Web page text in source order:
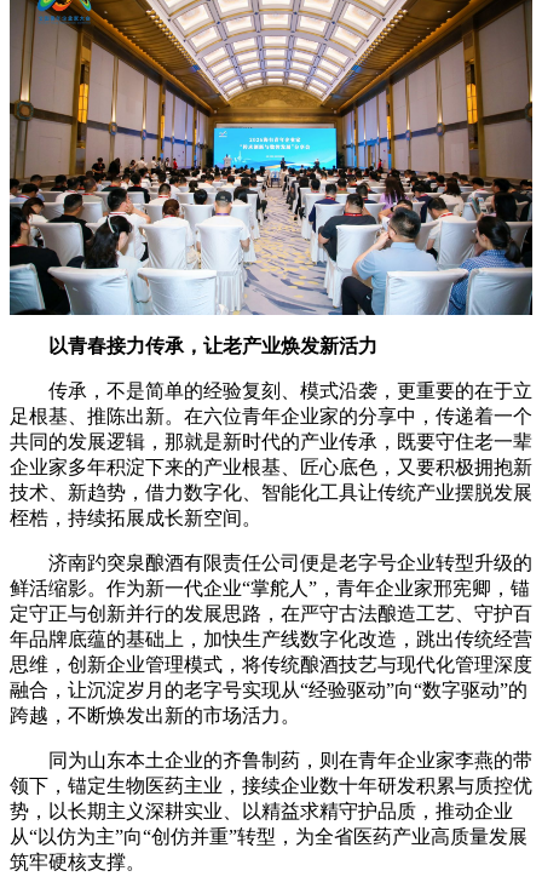
以青春接力传承，让老产业焕发新活力
传承，不是简单的经验复刻、模式沿袭，更重要的在于立
足根基、推陈出新。在六位青年企业家的分享中，传递着一个
共同的发展逻辑，那就是新时代的产业传承，既要守住老一辈
企业家多年积淀下来的产业根基、匠心底色，又要积极拥抱新
技术、新趋势，借力数字化、智能化工具让传统产业摆脱发展
桎梏，持续拓展成长新空间。
济南趵突泉酿酒有限责任公司便是老字号企业转型升级的
鲜活缩影。作为新一代企业“掌舵人”，青年企业家邢宪卿，锚
定守正与创新并行的发展思路，在严守古法酿造工艺、守护百
年品牌底蕴的基础上，加快生产线数字化改造，跳出传统经营
思维，创新企业管理模式，将传统酿酒技艺与现代化管理深度
融合，让沉淀岁月的老字号实现从“经验驱动”向“数字驱动”的
跨越，不断焕发出新的市场活力。
同为山东本土企业的齐鲁制药，则在青年企业家李燕的带
领下，锚定生物医药主业，接续企业数十年研发积累与质控优
势，以长期主义深耕实业、以精益求精守护品质，推动企业
从“以仿为主”向“创仿并重”转型，为全省医药产业高质量发展
筑牢硬核支撑。